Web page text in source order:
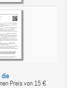
die
Preis von 15 €